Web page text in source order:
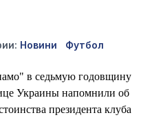
Новини Футбол
в седьмую годовщину
Украины напомнили об
президента клуба